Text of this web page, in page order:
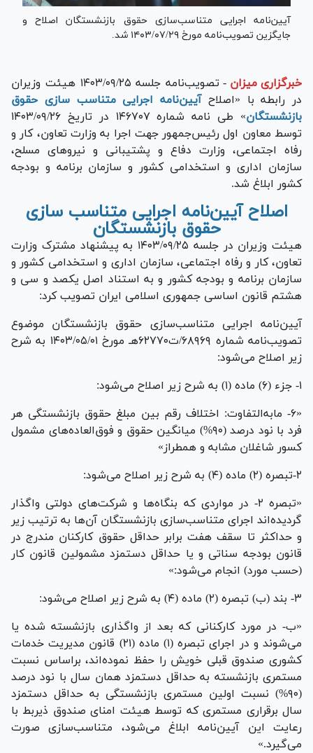
آیین‌نامه اجرایی متناسب‌سازی حقوق بازنشستگان اصلاح و
جایگزین تصویب‌نامه مورخ ۱۴۰۳/۰۷/۲۹ شد.
خبرگزاری میزان -
تصویب‌نامه جلسه ۱۴۰۳/۰۹/۲۵ هیئت وزیران
در رابطه با «اصلاحآیین‌نامه اجرایی متناسب سازی حقوق
بازنشستگان
» طی نامه شماره ۱۴۶۷۰۷ در تاریخ ۱۴۰۳/۰۹/۲۶
توسط معاون اول رئیس‌جمهور جهت اجرا به وزارت تعاون، کار و
رفاه اجتماعی، وزارت دفاع و پشتیبانی و نیرو‌های مسلح،
سازمان اداری و استخدامی کشور و سازمان برنامه و بودجه
کشور ابلاغ شد.
اصلاح آیین‌نامه اجرایی متناسب سازی
حقوق بازنشستگان
هیئت وزیران در جلسه ۱۴۰۳/۰۹/۲۵ به پیشنهاد مشترک وزارت
تعاون، کار و رفاه اجتماعی، سازمان اداری و استخدامی کشور و
سازمان برنامه و بودجه کشور و به استناد اصل یکصد و سی و
هشتم قانون اساسی جمهوری اسلامی ایران تصویب کرد:
آیین‌نامه اجرایی متناسب‌سازی حقوق بازنشستگان موضوع
تصویب‌نامه شماره ۶۸۹۶۹/ت۶۲۷۷۰هـ مورخ ۱۴۰۳/۰۵/۰۱ به شرح
زیر اصلاح می‌شود:
۱- جزء (۶) ماده (۱) به شرح زیر اصلاح می‌شود:
«۶- مابه‌التفاوت: اختلاف رقم بین مبلغ حقوق بازنشستگی هر
فرد با نود درصد (۹۰%) میانگین حقوق و فوق‌العاده‌های مشمول
کسور شاغلان مشابه و همطراز»
۲-تبصره (۲) ماده (۴) به شرح زیر اصلاح می‌شود:
«تبصره ۲- در مواردی که بنگاه‌ها و شرکت‌های دولتی واگذار
گردیده‌اند اجرای متناسب‌سازی بازنشستگان آن‌ها به ترتیب زیر
و حداکثر تا سقف هفت برابر حداقل حقوق کارکنان مندرج در
قانون بودجه سناتی و یا حداقل دستمزد مشمولین قانون کار
(حسب مورد) انجام می‌شود:»
۳- بند (ب) تبصره (۲) ماده (۴) به شرح زیر اصلاح می‌شود:
«ب- در مورد کارکنانی که بعد از واگذاری بازنشسته شده یا
می‌شوند و در اجرای تبصره (۱) ماده (۲۱) قانون مدیریت خدمات
کشوری صندوق قبلی خویش را حفظ نموده‌اند، براساس نسبت
مستمری بازنشسته به حداقل دستمزد همان سال با نود درصد
(۹۰%) نسبت اولین مستمری بازنشستگی به حداقل دستمزد
سال برقراری مستمری که توسط هیئت امنای صندوق ذیربط با
رعایت این آیین‌نامه ابلاغ می‌شود، متناسب‌سازی صورت
می‌گیرد.»